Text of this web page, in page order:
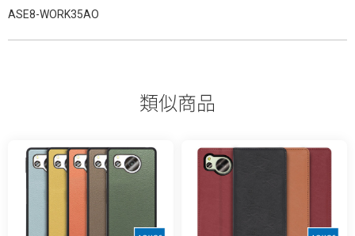
ASE8-WORK35AO
類似商品